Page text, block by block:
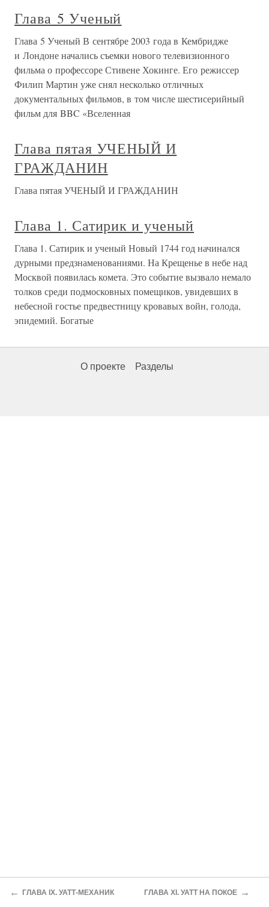
Глава 5 Ученый
Глава 5 Ученый В сентябре 2003 года в Кембридже
и Лондоне начались съемки нового телевизионного
фильма о профессоре Стивене Хокинге. Его режиссер
Филип Мартин уже снял несколько отличных
документальных фильмов, в том числе шестисерийный
фильм для BBC «Вселенная
Глава пятая УЧЕНЫЙ И
ГРАЖДАНИН
Глава пятая УЧЕНЫЙ И ГРАЖДАНИН
Глава 1. Сатирик и ученый
Глава 1. Сатирик и ученый Новый 1744 год начинался
дурными предзнаменованиями. На Крещенье в небе над
Москвой появилась комета. Это событие вызвало немало
толков среди подмосковных помещиков, увидевших в
небесной гостье предвестницу кровавых войн, голода,
эпидемий. Богатые
О проекте Разделы
← ГЛАВА IX. УАТТ-МЕХАНИК ГЛАВА XI. УАТТ НА ПОКОЕ →